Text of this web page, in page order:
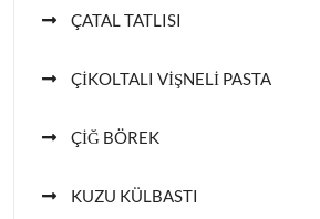
ÇATAL TATLISI
ÇİKOLTALI VİŞNELİ PASTA
ÇİĞ BÖREK
KUZU KÜLBASTI